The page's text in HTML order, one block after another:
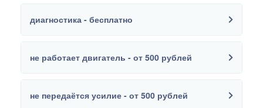
диагностика - бесплатно
не работает двигатель - от 500 рублей
не передаётся усилие - от 500 рублей